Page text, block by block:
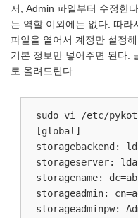
저, Admin 파일부터 수정한
는 역할 이외에는 없다. 따라
파일을 열어서 계정만 설정
기본 정보만 넣어주면 된다.
로 올려드린다.
sudo vi /etc/
[global]
storagebackend:
storageserver:
storagename:
storageadmin:
storageadminpw: